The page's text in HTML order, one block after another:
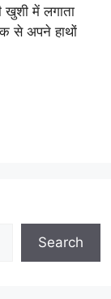
खुशी में लगाता
से अपने हाथों
Search